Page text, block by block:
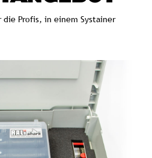
Profis, in einem Systainer